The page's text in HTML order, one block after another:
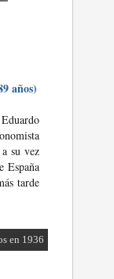
años)
su vez
España
tarde
en 1936